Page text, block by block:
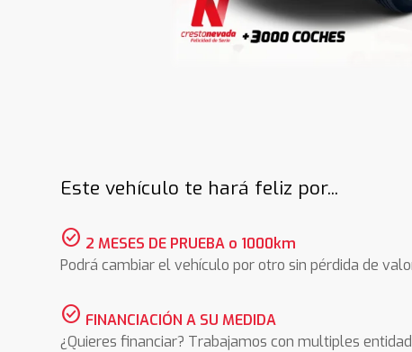
Este vehículo te hará feliz por...
check_circle 2 MESES DE PRUEBA o 1000km
Podrá cambiar el vehículo por otro sin pérdida de
check_circle FINANCIACIÓN A SU MEDIDA
¿Quieres financiar? Trabajamos con multiples